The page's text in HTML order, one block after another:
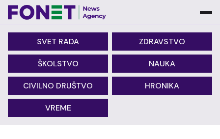
SVET RADA ZDRAVSTVO
ŠKOLSTVO NAUKA
CIVILNO DRUŠTVO HRONIKA
VREME